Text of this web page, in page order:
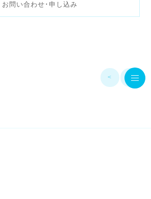
お問い合わせ･申し込み
< >